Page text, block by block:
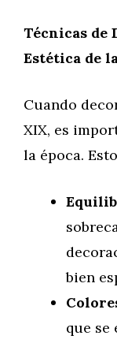
Técnicas de
Estética de
Cuando
XIX, es
la época.
bien
que se